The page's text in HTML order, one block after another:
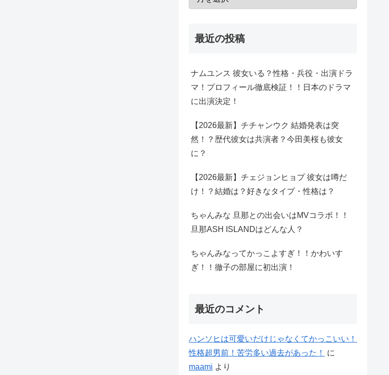
最近の投稿
ナムユンス 彼女いる？性格・兵役・出演ドラ
マ！プロフィール徹底検証！！日本のドラマ
に出演決定！
【2026最新】チチャンウク 結婚発表は突
然！？歴代彼女は共演者？今田美桜も彼女
に？
【2026最新】チェジョンヒョプ 彼女は噂だ
け！？結婚は？好きなタイプ・性格は？
ちゃんみな 旦那との出会いはMVコラボ！！
旦那ASH ISLANDはどんな人？
ちゃんみなってかっこよすぎ！！かわいす
ぎ！！徹子の部屋に初出演！
最近のコメント
ハンソヒは可愛いだけじゃなくてかっこいい！
性格超男前！苦労多い過去があった！
に
maami より